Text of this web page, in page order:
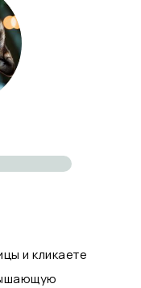
и кликаете